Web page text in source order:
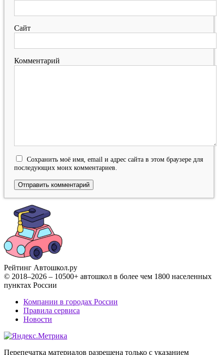
Сайт
Комментарий
Сохранить моё имя, email и адрес сайта в этом браузере для
последующих моих комментариев.
Рейтинг Автошкол.ру
© 2018–2026 – 10500+ автошкол в более чем 1800 населенных
пунктах России
Компании в городах России
Правила сервиса
Новости
Перепечатка материалов разрешена только с указанием